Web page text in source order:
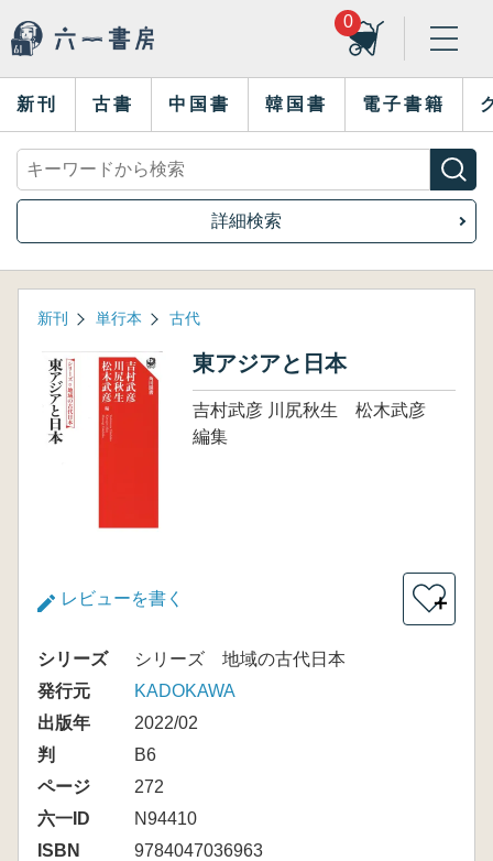
0
新刊 古書 中国書 韓国書 電子書籍
詳細検索
新刊 単行本 古代
東アジアと日本
吉村武彦 川尻秋生 松木武彦
編集
レビューを書く ＋
シリーズ
シリーズ 地域の古代日本
発行元
KADOKAWA
出版年
2022/02
判
B6
ページ
272
六一ID
N94410
ISBN
9784047036963